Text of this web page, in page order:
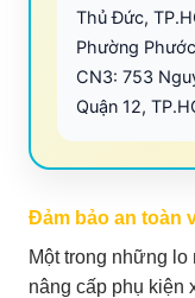
Thủ Đức,
Phường
CN3: 753
Quận 12,
Đảm bảo an toàn
Một trong những
nâng cấp phụ kiện